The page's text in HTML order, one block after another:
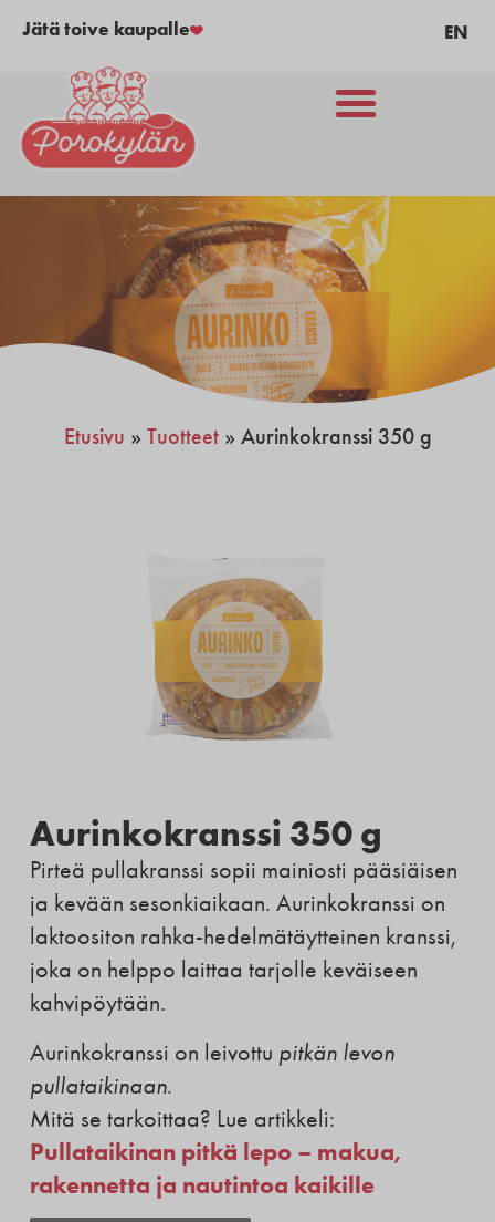
Jätä toive kaupalle EN
Etusivu » Tuotteet» Aurinkokranssi 350 g
Aurinkokranssi 350 g
Pirteä pullakranssi sopii mainiosti pääsiäisen
ja kevään sesonkiaikaan. Aurinkokranssi on
laktoositon rahka-hedelmätäytteinen kranssi,
joka on helppo laittaa tarjolle keväiseen
kahvipöytään.
Aurinkokranssi on leivottu pitkän levon
pullataikinaan.
Mitä se tarkoittaa? Lue artikkeli:
Pullataikinan pitkä lepo – makua,
rakennetta ja nautintoa kaikille